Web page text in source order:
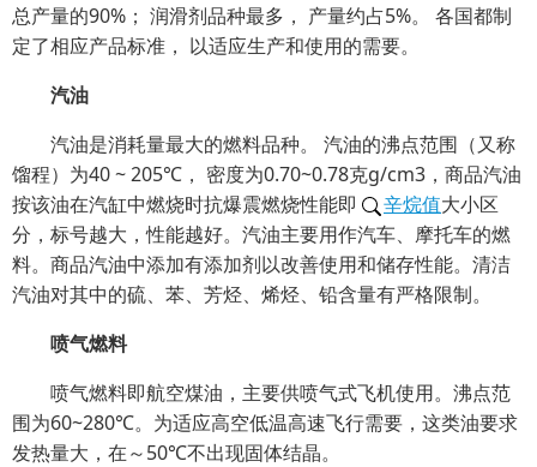
总产量的90%； 润滑剂品种最多， 产量约占5%。 各国都制
定了相应产品标准， 以适应生产和使用的需要。
汽油
汽油是消耗量最大的燃料品种。 汽油的沸点范围（又称
馏程）为40 ~ 205℃， 密度为0.70~0.78克g/cm3，商品汽油
按该油在汽缸中燃烧时抗爆震燃烧性能即
辛烷值大小区
分，标号越大，性能越好。汽油主要用作汽车、摩托车的燃
料。商品汽油中添加有添加剂以改善使用和储存性能。清洁
汽油对其中的硫、苯、芳烃、烯烃、铅含量有严格限制。
喷气燃料
喷气燃料即航空煤油，主要供喷气式飞机使用。沸点范
围为60~280℃。为适应高空低温高速飞行需要，这类油要求
发热量大，在～50℃不出现固体结晶。